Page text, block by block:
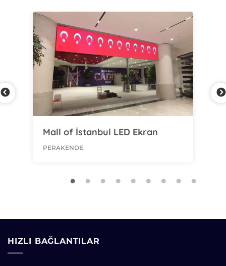
Mall of İstanbul LED Ekran
PERAKENDE
HIZLI BAĞLANTILAR